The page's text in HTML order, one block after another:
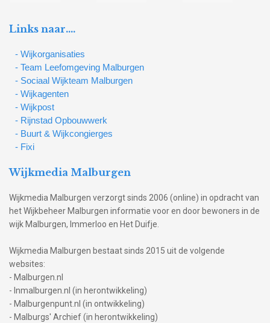
Links naar….
- Wijkorganisaties
- Team Leefomgeving Malburgen
- Sociaal Wijkteam Malburgen
- Wijkagenten
- Wijkpost
- Rijnstad Opbouwwerk
- Buurt & Wijkcongierges
- Fixi
Wijkmedia Malburgen
Wijkmedia Malburgen verzorgt sinds 2006 (online) in opdracht van
het Wijkbeheer Malburgen informatie voor en door bewoners in de
wijk Malburgen, Immerloo en Het Duifje.
Wijkmedia Malburgen bestaat sinds 2015 uit de volgende
websites:
- Malburgen.nl
- Inmalburgen.nl (in herontwikkeling)
- Malburgenpunt.nl (in ontwikkeling)
- Malburgs' Archief (in herontwikkeling)